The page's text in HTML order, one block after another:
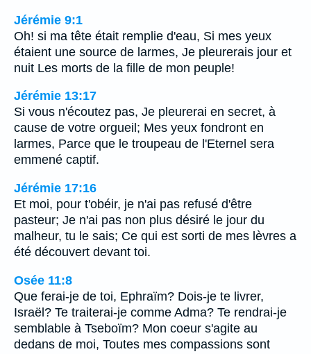
Jérémie 9:1
Oh! si ma tête était remplie d'eau, Si mes yeux
étaient une source de larmes, Je pleurerais jour et
nuit Les morts de la fille de mon peuple!
Jérémie 13:17
Si vous n'écoutez pas, Je pleurerai en secret, à
cause de votre orgueil; Mes yeux fondront en
larmes, Parce que le troupeau de l'Eternel sera
emmené captif.
Jérémie 17:16
Et moi, pour t'obéir, je n'ai pas refusé d'être
pasteur; Je n'ai pas non plus désiré le jour du
malheur, tu le sais; Ce qui est sorti de mes lèvres a
été découvert devant toi.
Osée 11:8
Que ferai-je de toi, Ephraïm? Dois-je te livrer,
Israël? Te traiterai-je comme Adma? Te rendrai-je
semblable à Tseboïm? Mon coeur s'agite au
dedans de moi, Toutes mes compassions sont